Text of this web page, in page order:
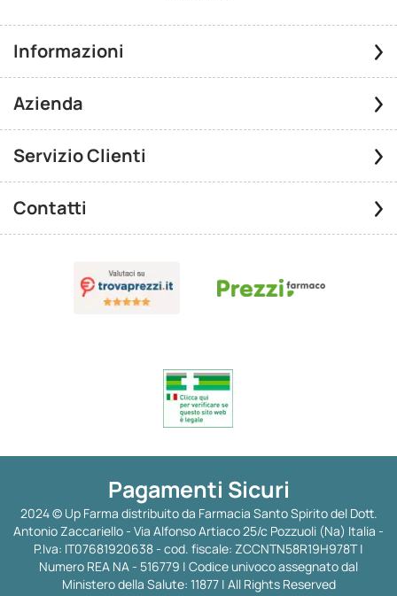
Informazioni
Azienda
Servizio Clienti
Contatti
Pagamenti Sicuri
2024 © Up Farma distribuito da Farmacia Santo Spirito del Dott.
Antonio Zaccariello - Via Alfonso Artiaco 25/c Pozzuoli (Na) Italia -
P.Iva: IT07681920638 - cod. fiscale: ZCCNTN58R19H978T |
Numero REA NA - 516779 | Codice univoco assegnato dal
Ministero della Salute: 11877 | All Rights Reserved